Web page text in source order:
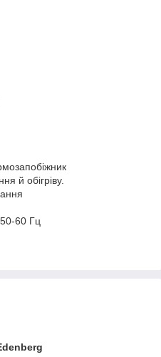
й обігріву.
60 Гц